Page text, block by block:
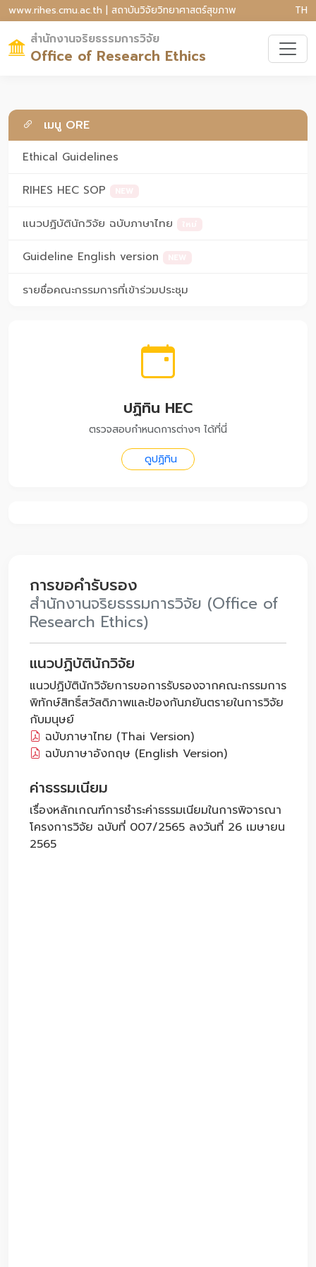
www.rihes.cmu.ac.th | สถาบันวิจัยวิทยาศาสตร์สุขภาพ TH
สำนักงานจริยธรรมการวิจัย
Office of Research Ethics
เมนู ORE
Ethical Guidelines
RIHES HEC SOP
แนวปฏิบัตินักวิจัย ฉบับภาษาไทย
Guideline English version
รายชื่อคณะกรรมการที่เข้าร่วมประชุม
ปฏิทิน HEC
ตรวจสอบกำหนดการต่างๆ ได้ที่นี่
ดูปฏิทิน
การขอคำรับรอง
สำนักงานจริยธรรมการวิจัย (Office of
Research Ethics)
แนวปฏิบัตินักวิจัย
แนวปฏิบัตินักวิจัยการขอการรับรองจากคณะกรรมการ
พิทักษ์สิทธิ์สวัสดิภาพและป้องกันภยันตรายในการวิจัย
กับมนุษย์
ฉบับภาษาไทย (Thai Version)
ฉบับภาษาอังกฤษ (English Version)
ค่าธรรมเนียม
เรื่องหลักเกณฑ์การชำระค่าธรรมเนียมในการพิจารณา
โครงการวิจัย ฉบับที่ 007/2565 ลงวันที่ 26 เมษายน
2565